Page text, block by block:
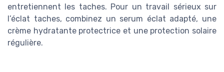
entretiennent les taches. Pour un travail sérieux sur
l’éclat taches, combinez un serum éclat adapté, une
crème hydratante protectrice et une protection solaire
régulière.